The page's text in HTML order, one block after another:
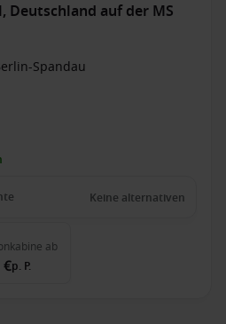
Deutschland auf der MS
Spandau
Keine alternativen
ab
€p. P.